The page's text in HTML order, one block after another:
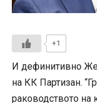
+1
И дефинитивно
на КК Партизан.
раководството на